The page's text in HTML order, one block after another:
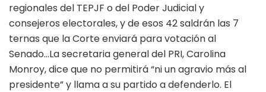
regionales del TEPJF o del Poder Judicial y
consejeros electorales, y de esos 42 saldrán las 7
ternas que la Corte enviará para votación al
Senado…La secretaria general del PRI, Carolina
Monroy, dice que no permitirá “ni un agravio más al
presidente” y llama a su partido a defenderlo. El